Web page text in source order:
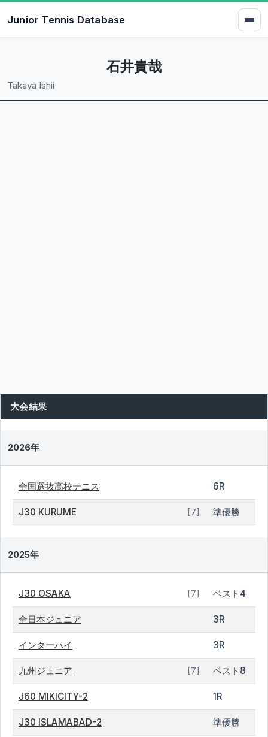
Junior Tennis Database
石井貴哉
Takaya Ishii
大会結果
2026年
全国選抜高校テニス 6R
J30 KURUME [7] 準優勝
2025年
J30 OSAKA [7] ベスト4
全日本ジュニア 3R
インターハイ 3R
九州ジュニア [7] ベスト8
J60 MIKICITY-2 1R
J30 ISLAMABAD-2 準優勝